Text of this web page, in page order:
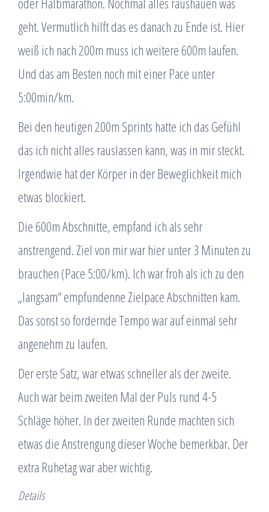
geht. Vermutlich hilft das es danach zu Ende ist. Hier
weiß ich nach 200m muss ich weitere 600m laufen.
Und das am Besten noch mit einer Pace unter
5:00min/km.
Bei den heutigen 200m Sprints hatte ich das Gefühl
das ich nicht alles rauslassen kann, was in mir steckt.
Irgendwie hat der Körper in der Beweglichkeit mich
etwas blockiert.
Die 600m Abschnitte, empfand ich als sehr
anstrengend. Ziel von mir war hier unter 3 Minuten zu
brauchen (Pace 5:00/km). Ich war froh als ich zu den
„langsam“ empfundenne Zielpace Abschnitten kam.
Das sonst so fordernde Tempo war auf einmal sehr
angenehm zu laufen.
Der erste Satz, war etwas schneller als der zweite.
Auch war beim zweiten Mal der Puls rund 4-5
Schläge höher. In der zweiten Runde machten sich
etwas die Anstrengung dieser Woche bemerkbar. Der
extra Ruhetag war aber wichtig.
Details